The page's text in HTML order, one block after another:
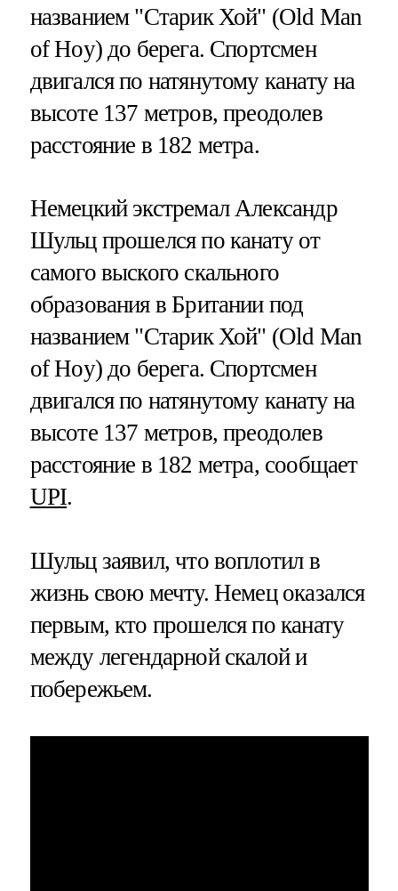
названием "Старик Хой" (Old Man
of Hoy) до берега. Спортсмен
двигался по натянутому канату на
высоте 137 метров, преодолев
расстояние в 182 метра.
Немецкий экстремал Александр
Шульц прошелся по канату от
самого выского скального
образования в Британии под
названием "Старик Хой" (Old Man
of Hoy) до берега. Спортсмен
двигался по натянутому канату на
высоте 137 метров, преодолев
расстояние в 182 метра, сообщает
UPI.
Шульц заявил, что воплотил в
жизнь свою мечту. Немец оказался
первым, кто прошелся по канату
между легендарной скалой и
побережьем.